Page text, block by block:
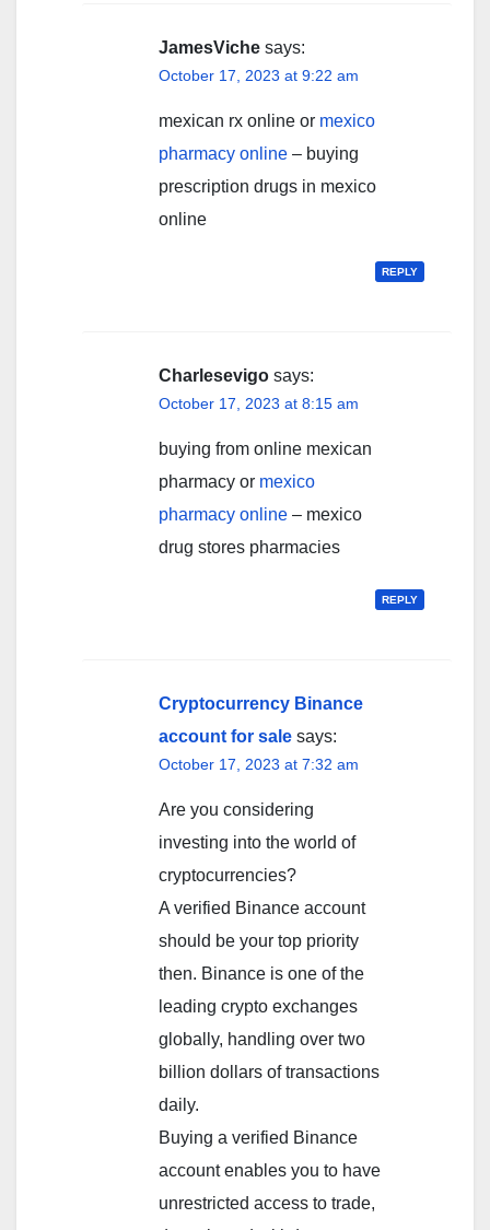
JamesViche says:
October 17, 2023 at 9:22 am
mexican rx online or mexico
pharmacy online – buying
prescription drugs in mexico
online
REPLY
Charlesevigo says:
October 17, 2023 at 8:15 am
buying from online mexican
pharmacy or mexico
pharmacy online – mexico
drug stores pharmacies
REPLY
Cryptocurrency Binance
account for sale says:
October 17, 2023 at 7:32 am
Are you considering
investing into the world of
cryptocurrencies?
A verified Binance account
should be your top priority
then. Binance is one of the
leading crypto exchanges
globally, handling over two
billion dollars of transactions
daily.
Buying a verified Binance
account enables you to have
unrestricted access to trade,